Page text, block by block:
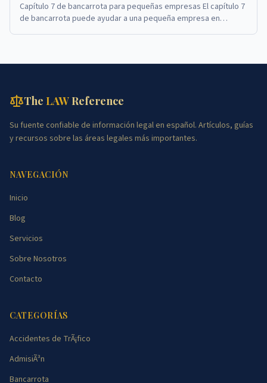
Capítulo 7 de bancarrota para pequeñas empresas El capítulo 7
de bancarrota puede ayudar a una pequeña empresa en
The LAWReference
Su fuente confiable de información legal en español. Artículos, guías
y recursos sobre las áreas legales más importantes.
NAVEGACIÓN
Inicio
Blog
Servicios
Sobre Nosotros
Contacto
CATEGORÍAS
Accidentes de TrÃ¡fico
AdmisiÃ³n
Bancarrota